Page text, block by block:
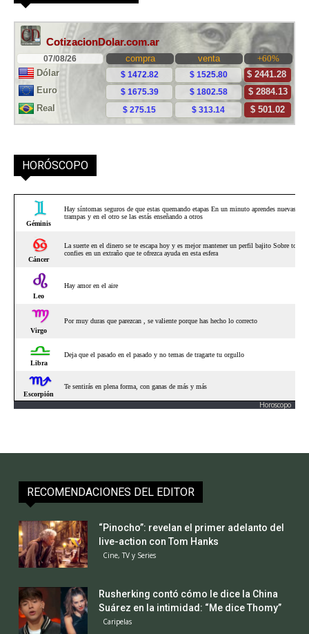
HORÓSCOPO
Horoscopo
RECOMENDACIONES DEL EDITOR
“Pinocho”: revelan el primer adelanto del
live-action con Tom Hanks
Cine, TV y Series
Rusherking contó cómo le dice la China
Suárez en la intimidad: “Me dice Thomy”
Caripelas